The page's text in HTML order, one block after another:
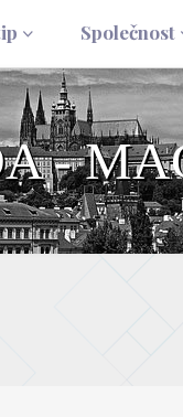
Společnost
-